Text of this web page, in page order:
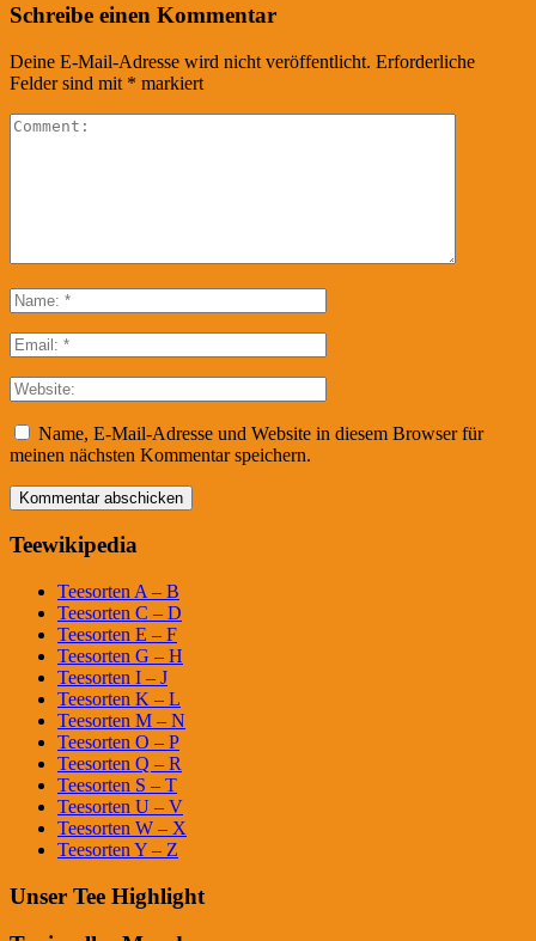
Schreibe einen Kommentar
Deine E-Mail-Adresse wird nicht veröffentlicht. Erforderliche
Felder sind mit * markiert
Name, E-Mail-Adresse und Website in diesem Browser für
meinen nächsten Kommentar speichern.
Teewikipedia
Teesorten A – B
Teesorten C – D
Teesorten E – F
Teesorten G – H
Teesorten I – J
Teesorten K – L
Teesorten M – N
Teesorten O – P
Teesorten Q – R
Teesorten S – T
Teesorten U – V
Teesorten W – X
Teesorten Y – Z
Unser Tee Highlight